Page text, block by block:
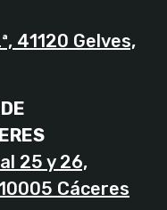
41120 Gelves,
25 y 26,
Cáceres